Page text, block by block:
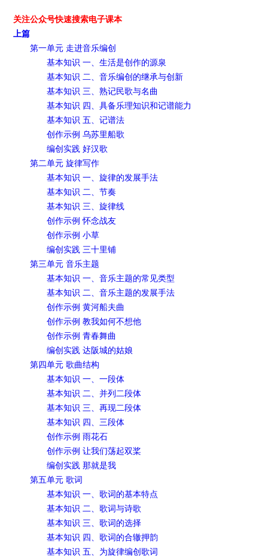
关注公众号快速搜索电子课本
上篇
第一单元 走进音乐编创
基本知识 一、生活是创作的源泉
基本知识 二、音乐编创的继承与创新
基本知识 三、熟记民歌与名曲
基本知识 四、具备乐理知识和记谱能力
基本知识 五、记谱法
创作示例 乌苏里船歌
编创实践 好汉歌
第二单元 旋律写作
基本知识 一、旋律的发展手法
基本知识 二、节奏
基本知识 三、旋律线
创作示例 怀念战友
创作示例 小草
编创实践 三十里铺
第三单元 音乐主题
基本知识 一、音乐主题的常见类型
基本知识 二、音乐主题的发展手法
创作示例 黄河船夫曲
创作示例 教我如何不想他
创作示例 青春舞曲
编创实践 达阪城的姑娘
第四单元 歌曲结构
基本知识 一、一段体
基本知识 二、并列二段体
基本知识 三、再现二段体
基本知识 四、三段体
创作示例 雨花石
创作示例 让我们荡起双桨
编创实践 那就是我
第五单元 歌词
基本知识 一、歌词的基本特点
基本知识 二、歌词与诗歌
基本知识 三、歌词的选择
基本知识 四、歌词的合辙押韵
基本知识 五、为旋律编创歌词